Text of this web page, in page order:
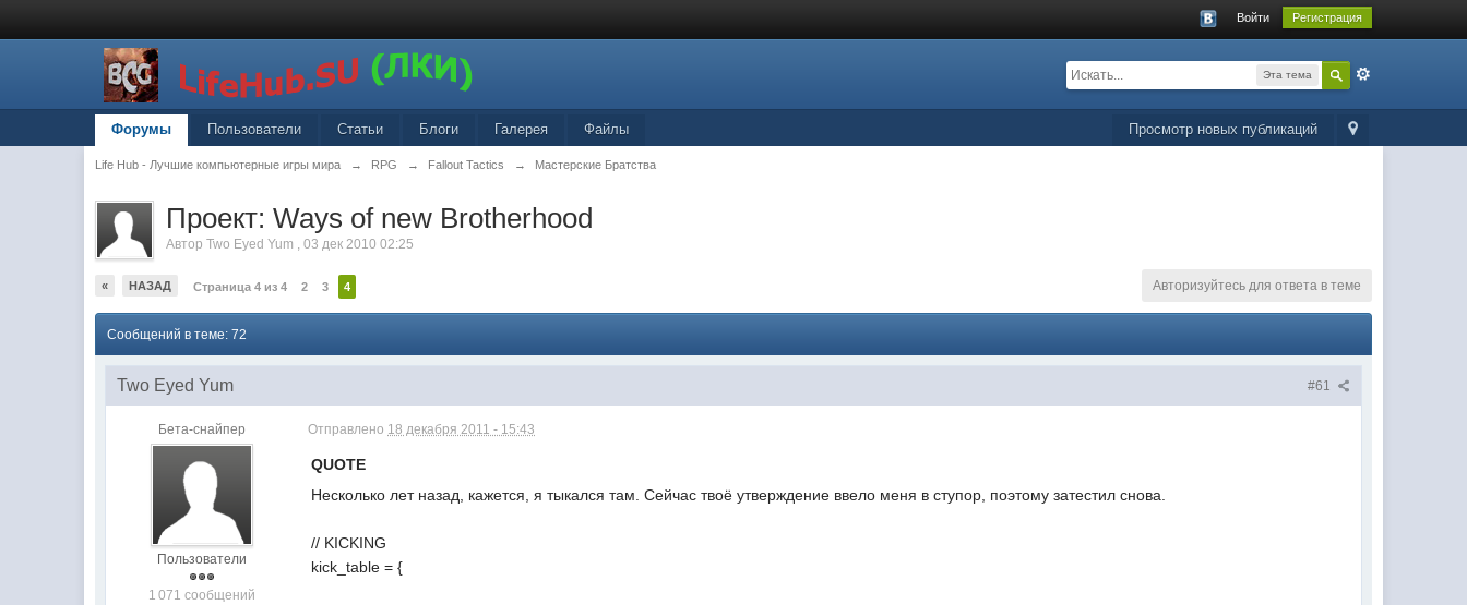
Войти Регистрация
Эта тема
Просмотр новых публикаций
Форумы Пользователи Статьи Блоги Галерея Файлы
Life Hub - Лучшие компьютерные игры мира → RPG → Fallout Tactics → Мастерские Братства
Проект: Ways of new Brotherhood
АвторTwo Eyed Yum ,03 дек 2010 02:25
« НАЗАД Страница 4 из 4 2 3 4 Авторизуйтесь для ответа в теме
Сообщений в теме: 72
#61
Two Eyed Yum
Бета-снайпер
Пользователи
1 071 сообщений
Отправлено 18 декабря 2011 - 15:43
QUOTE
Несколько лет назад, кажется, я тыкался там. Сейчас твоё утверждение ввело меня в ступор, поэтому затестил снова.
// KICKING
kick_table = {